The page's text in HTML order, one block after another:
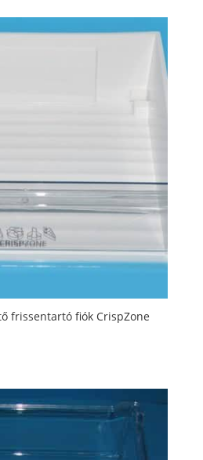
frissentartó fiók CrispZone